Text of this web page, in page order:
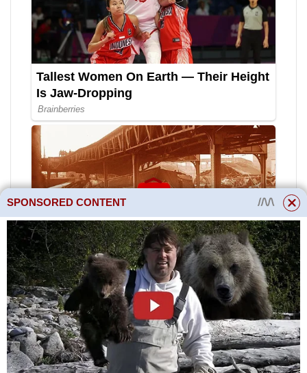
SPONSORED CONTENT